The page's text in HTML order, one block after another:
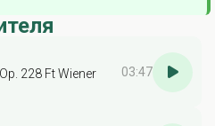
228 Ft Wiener
03:47